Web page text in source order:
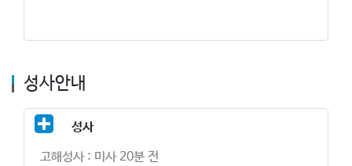
성사안내
성사
고해성사 : 미사 20분 전